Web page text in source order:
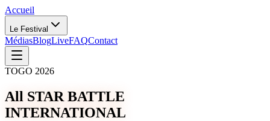
Accueil
Le Festival
MédiasBlogLiveFAQContact
TOGO 2026
All STAR BATTLE
INTERNATIONAL